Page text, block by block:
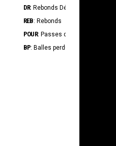
DR: Rebonds Défensif
REB: Rebonds
POUR: Passes décisives
BP: Balles perdues